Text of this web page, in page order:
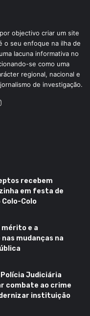
objectivo criar um site
o seu enfoque na ilha de
lacuna informativa no
se como uma
regional, nacional e
de investigação.
recebem
em festa de
Colo
mérito e a
mudanças na
Judiciária
combate ao crime
instituição